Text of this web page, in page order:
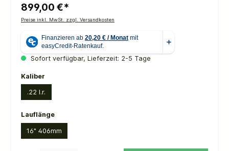
899,00 €*
Preise inkl. MwSt. zzgl. Versandkosten
Sofort verfügbar, Lieferzeit: 2-5 Tage
Kaliber
.22 l.r.
Lauflängeauswählen
16" 406mm